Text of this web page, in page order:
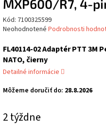
2 týždne
Môžeme doručiť do: 28.8.2026
FL40114-02 Adaptér PTT
NATO, čierny
Detailné informácie
MXP600/R7, 4-
Kód: 7100325599
Priemerné
produktu
je
z
hviezdičiek.
Neohodnotené Podrobnosti